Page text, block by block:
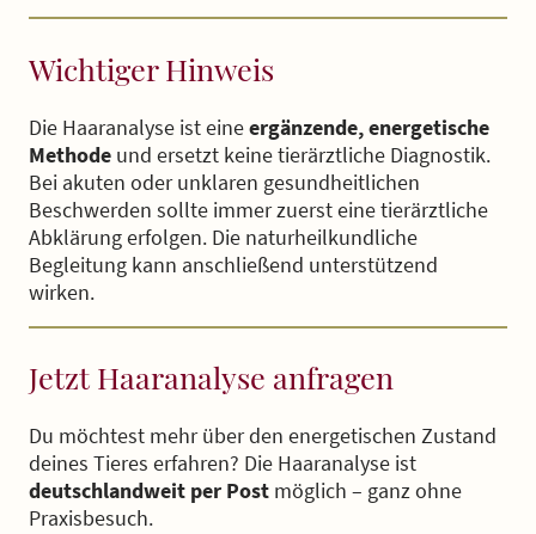
Wichtiger Hinweis
Die Haaranalyse ist eineergänzende, energetische
Methode und ersetzt keine tierärztliche Diagnostik.
Bei akuten oder unklaren gesundheitlichen
Beschwerden sollte immer zuerst eine tierärztliche
Abklärung erfolgen. Die naturheilkundliche
Begleitung kann anschließend unterstützend
wirken.
Jetzt Haaranalyse anfragen
Du möchtest mehr über den energetischen Zustand
deines Tieres erfahren? Die Haaranalyse ist
deutschlandweit per Post möglich – ganz ohne
Praxisbesuch.